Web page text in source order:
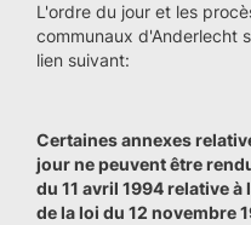
L'ordre du jour et les
communaux d'Anderlecht
lien suivant:
Certaines annexes
jour ne peuvent être
du 11 avril 1994 relative
de la loi du 12 novembre